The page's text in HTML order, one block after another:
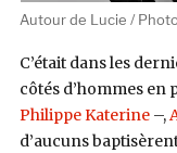
Autour de Lucie /
C’était dans les
côtés d’hommes en
Philippe Katerine–,
d’aucuns